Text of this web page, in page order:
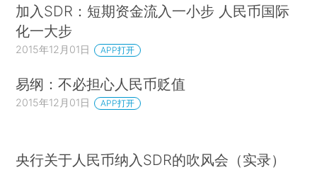
加入SDR：短期资金流入一小步 人民币国际
化一大步
2015年12月01日 APP打开
易纲：不必担心人民币贬值
2015年12月01日 APP打开
央行关于人民币纳入SDR的吹风会（实录）